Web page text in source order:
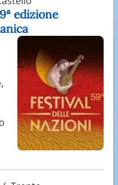
edizione